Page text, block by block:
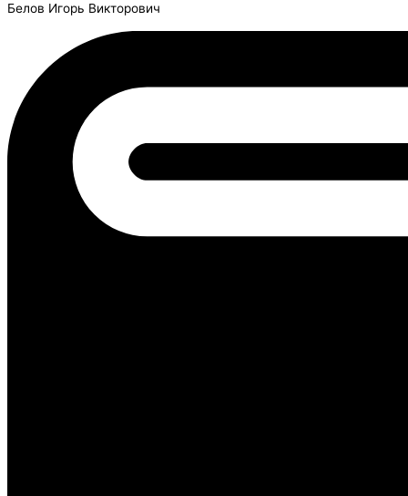
Белов Игорь Викторович